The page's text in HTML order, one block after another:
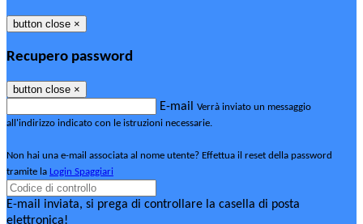
button close ×
Recupero password
button close ×
E-mail Verrà inviato un messaggio
all'indirizzo indicato con le istruzioni necessarie.
Non hai una e-mail associata al nome utente? Effettua il reset della password
tramite la Login Spaggiari
E-mail inviata, si prega di controllare la casella di posta
elettronica!